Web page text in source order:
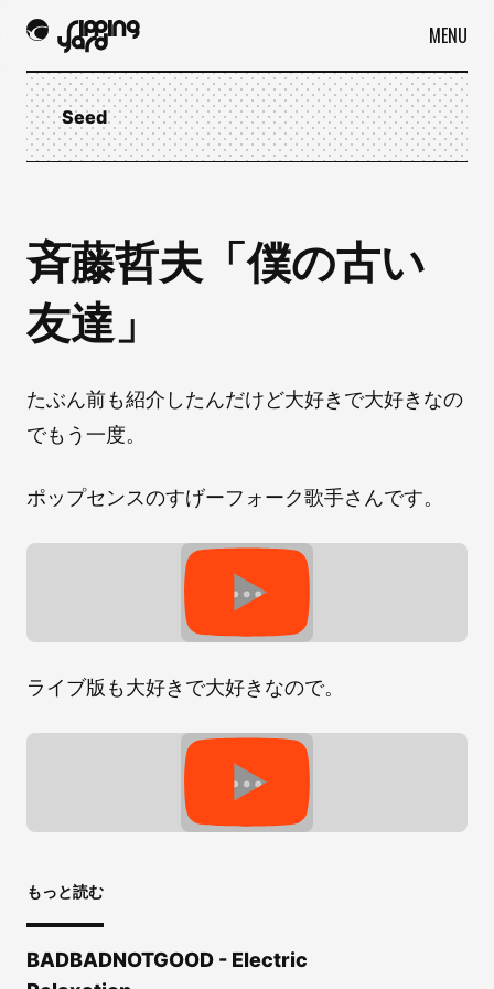
MENU
Seed
斉藤哲夫「僕の古い
友達」
たぶん前も紹介したんだけど大好きで大好きなの
でもう一度。
ポップセンスのすげーフォーク歌手さんです。
ライブ版も大好きで大好きなので。
もっと読む
BADBADNOTGOOD - Electric